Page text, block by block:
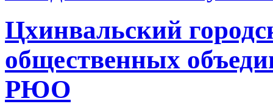
Цхинвальский
общественных
РЮО